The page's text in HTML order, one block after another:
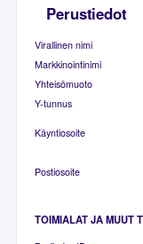
Perustiedot
Virallinen nimi
Markkinointinimi
Yhteisömuoto
Y-tunnus
Käyntiosoite
Postiosoite
TOIMIALAT JA MUUT